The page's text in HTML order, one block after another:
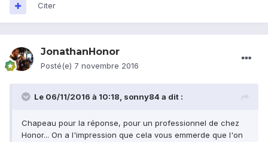
Citer
JonathanHonor
Posté(e) 7 novembre 2016
Le 06/11/2016 à 10:18, sonny84 a dit :
Chapeau pour la réponse, pour un professionnel de chez
Honor... On a l'impression que cela vous emmerde que l'on